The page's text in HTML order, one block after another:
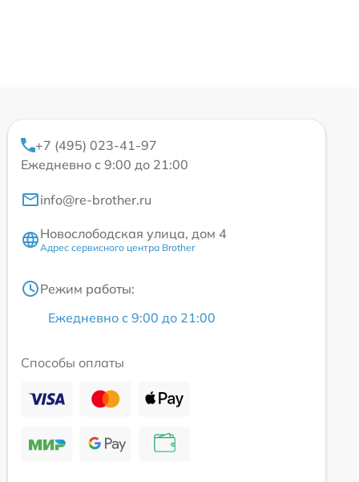
+7 (495) 023-41-97
Ежедневно с 9:00 до 21:00
info@re-brother.ru
Новослободская улица, дом 4
Адрес сервисного центра Brother
Режим работы:
Ежедневно с 9:00 до 21:00
Способы оплаты